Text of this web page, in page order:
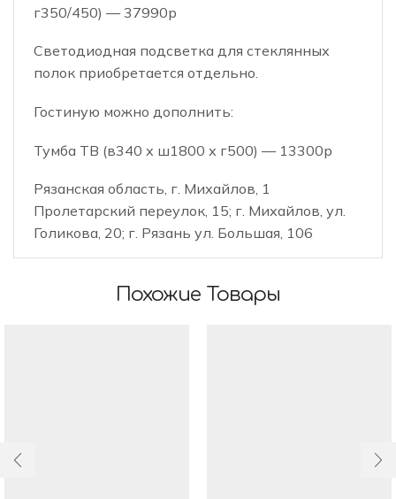
г350/450) — 37990р
Светодиодная подсветка для стеклянных
полок приобретается отдельно.
Гостиную можно дополнить:
Тумба ТВ (в340 х ш1800 х г500) — 13300р
Рязанская область, г. Михайлов, 1
Пролетарский переулок, 15; г. Михайлов, ул.
Голикова, 20; г. Рязань ул. Большая, 106
Похожие Товары